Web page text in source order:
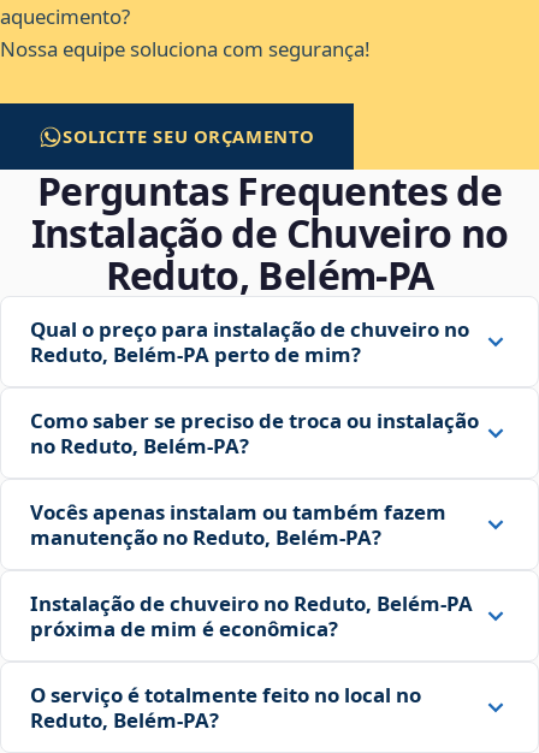
aquecimento?
Nossa equipe soluciona com segurança!
SOLICITE SEU ORÇAMENTO
Perguntas Frequentes de
Instalação de Chuveiro no
Reduto, Belém‑PA
Qual o preço para instalação de chuveiro no
Reduto, Belém‑PA perto de mim?
Como saber se preciso de troca ou instalação
no Reduto, Belém‑PA?
Vocês apenas instalam ou também fazem
manutenção no Reduto, Belém‑PA?
Instalação de chuveiro no Reduto, Belém‑PA
próxima de mim é econômica?
O serviço é totalmente feito no local no
Reduto, Belém‑PA?